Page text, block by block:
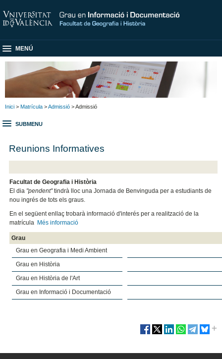
MENÚ
Inici > Matrícula >Admissió > Admissió
SUBMENU
Reunions Informatives
Facultat de Geografia i Història
El dia "pendent"tindrà lloc una Jornada de Benvinguda per a estudiants de
nou ingrés de tots els graus.
En el següent enllaç trobarà informació d'interés per a realització de la
matrícula Més informació
Grau
Grau en Geografia i Medi Ambient
Grau en Història
Grau en Història de l'Art
Grau en Informació i Documentació